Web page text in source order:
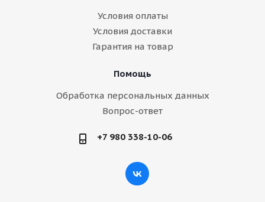
Условия оплаты
Условия доставки
Гарантия на товар
Помощь
Обработка персональных данных
Вопрос-ответ
+7 980 338-10-06